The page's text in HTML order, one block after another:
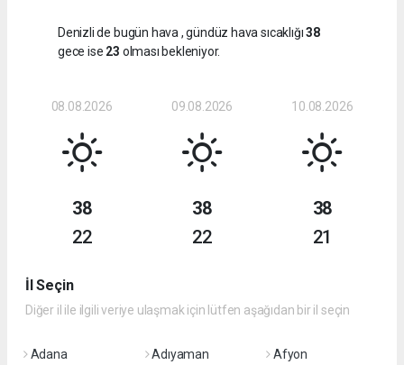
Denizli de bugün hava , gündüz hava sıcaklığı38
gece ise 23 olması bekleniyor.
08.08.2026
38
22
09.08.2026
38
22
10.08.2026
38
21
İl Seçin
Diğer il ile ilgili veriye ulaşmak için lütfen aşağıdan bir il seçin
Adana Adıyaman
Afyon